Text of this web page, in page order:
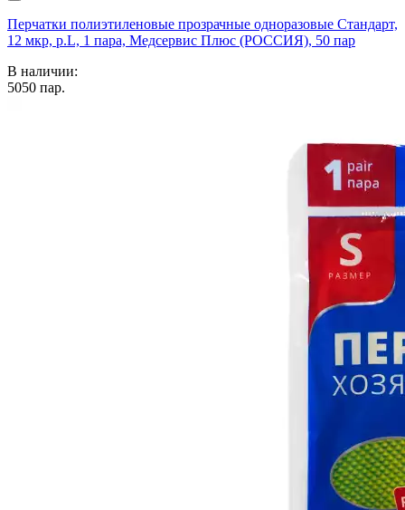
Перчатки полиэтиленовые прозрачные одноразовые Стандарт,
12 мкр, р.L, 1 пара, Медсервис Плюс (РОССИЯ), 50 пар
В наличии:
5050 пар.